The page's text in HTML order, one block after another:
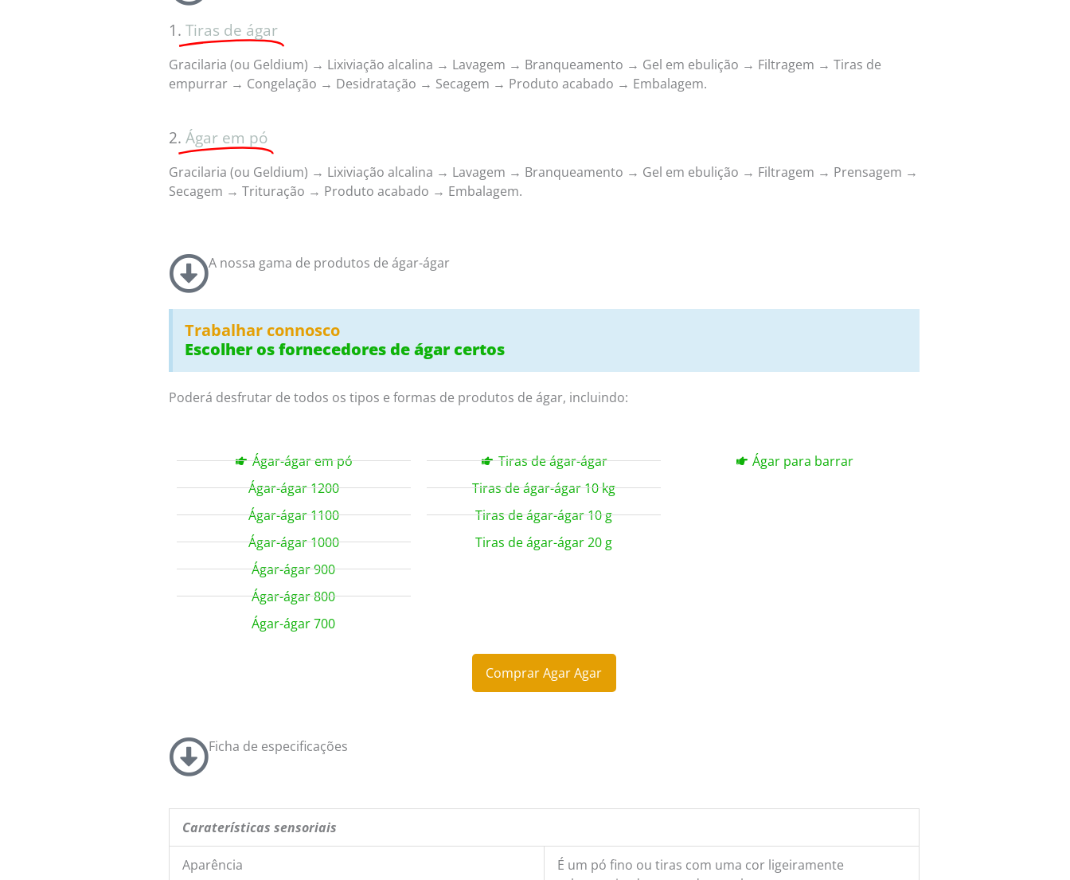
1. Tiras de ágar
Gracilaria (ou Geldium) → Lixiviação alcalina → Lavagem → Branqueamento → Gel em ebulição → Filtragem → Tiras de
empurrar → Congelação → Desidratação → Secagem → Produto acabado → Embalagem.
2. Ágar em pó
Gracilaria (ou Geldium) → Lixiviação alcalina → Lavagem → Branqueamento → Gel em ebulição → Filtragem → Prensagem →
Secagem → Trituração → Produto acabado → Embalagem.
A nossa gama de produtos de ágar-ágar
Trabalhar connosco
Escolher os fornecedores de ágar certos
Poderá desfrutar de todos os tipos e formas de produtos de ágar, incluindo:
Ágar-ágar em pó
Ágar-ágar 1200
Ágar-ágar 1100
Ágar-ágar 1000
Ágar-ágar 900
Ágar-ágar 800
Ágar-ágar 700
Tiras de ágar-ágar
Tiras de ágar-ágar 10 kg
Tiras de ágar-ágar 10 g
Tiras de ágar-ágar 20 g
Ágar para barrar
Comprar Agar Agar
Comprar Agar Agar
Ficha de especificações
Caraterísticas sensoriais
Aparência
É um pó fino ou tiras com uma cor ligeiramente